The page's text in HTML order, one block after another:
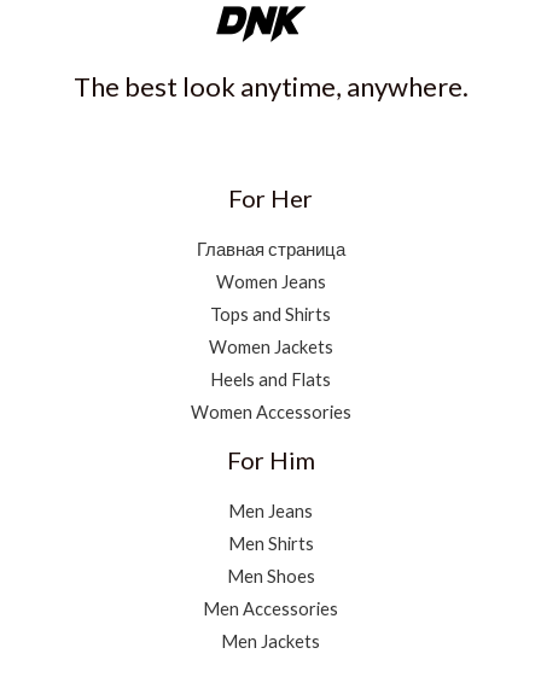
The best look anytime, anywhere.
For Her
Главная страница
Women Jeans
Tops and Shirts
Women Jackets
Heels and Flats
Women Accessories
For Him
Men Jeans
Men Shirts
Men Shoes
Men Accessories
Men Jackets